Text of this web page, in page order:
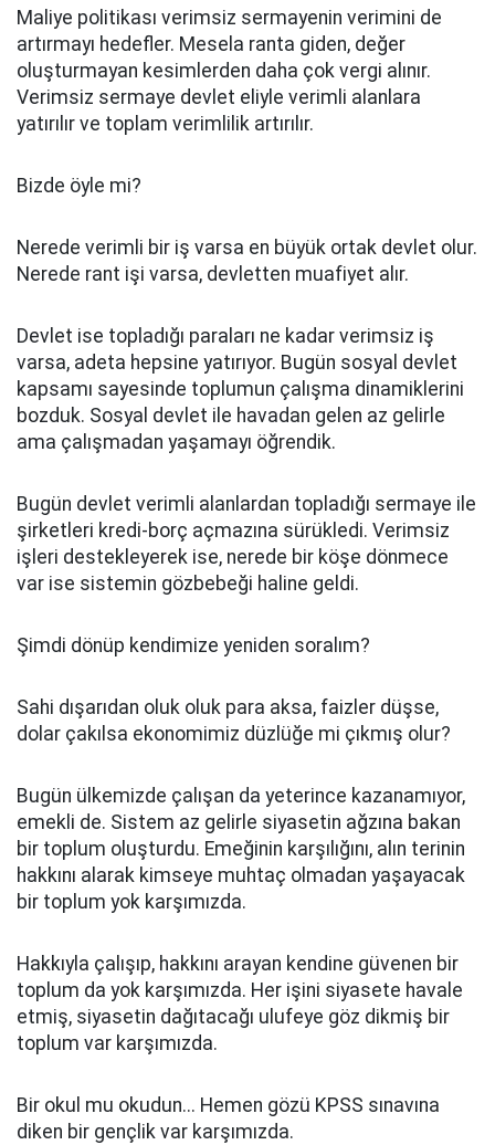
Maliye politikası verimsiz sermayenin verimini de
artırmayı hedefler. Mesela ranta giden, değer
oluşturmayan kesimlerden daha çok vergi alınır.
Verimsiz sermaye devlet eliyle verimli alanlara
yatırılır ve toplam verimlilik artırılır.
Bizde öyle mi?
Nerede verimli bir iş varsa en büyük ortak devlet olur.
Nerede rant işi varsa, devletten muafiyet alır.
Devlet ise topladığı paraları ne kadar verimsiz iş
varsa, adeta hepsine yatırıyor. Bugün sosyal devlet
kapsamı sayesinde toplumun çalışma dinamiklerini
bozduk. Sosyal devlet ile havadan gelen az gelirle
ama çalışmadan yaşamayı öğrendik.
Bugün devlet verimli alanlardan topladığı sermaye ile
şirketleri kredi-borç açmazına sürükledi. Verimsiz
işleri destekleyerek ise, nerede bir köşe dönmece
var ise sistemin gözbebeği haline geldi.
Şimdi dönüp kendimize yeniden soralım?
Sahi dışarıdan oluk oluk para aksa, faizler düşse,
dolar çakılsa ekonomimiz düzlüğe mi çıkmış olur?
Bugün ülkemizde çalışan da yeterince kazanamıyor,
emekli de. Sistem az gelirle siyasetin ağzına bakan
bir toplum oluşturdu. Emeğinin karşılığını, alın terinin
hakkını alarak kimseye muhtaç olmadan yaşayacak
bir toplum yok karşımızda.
Hakkıyla çalışıp, hakkını arayan kendine güvenen bir
toplum da yok karşımızda. Her işini siyasete havale
etmiş, siyasetin dağıtacağı ulufeye göz dikmiş bir
toplum var karşımızda.
Bir okul mu okudun... Hemen gözü KPSS sınavına
diken bir gençlik var karşımızda.